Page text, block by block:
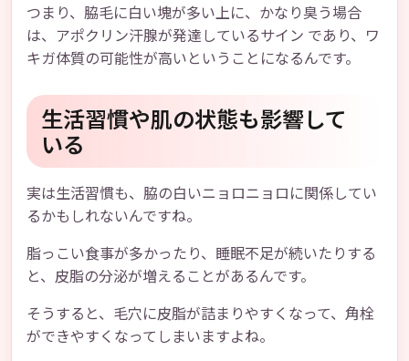
つまり、脇毛に白い塊が多い上に、かなり臭う場合
は、アポクリン汗腺が発達しているサイン であり、ワ
キガ体質の可能性が高いということになるんです。
生活習慣や肌の状態も影響して
いる
実は生活習慣も、脇の白いニョロニョロに関係してい
るかもしれないんですね。
脂っこい食事が多かったり、睡眠不足が続いたりする
と、皮脂の分泌が増えることがあるんです。
そうすると、毛穴に皮脂が詰まりやすくなって、角栓
ができやすくなってしまいますよね。